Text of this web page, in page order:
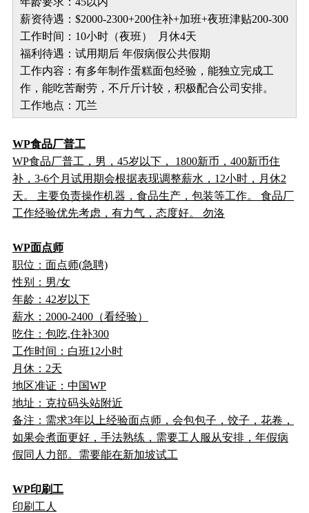
薪资待遇：$2000-2300+200住补+加班+夜班津贴200-300
工作时间：10小时（夜班） 月休4天
福利待遇：试用期后 年假病假公共假期
工作内容：有多年制作蛋糕面包经验，能独立完成工
作，能吃苦耐劳，不斤斤计较，积极配合公司安排。
工作地点：兀兰
WP食品厂普工
WP食品厂普工，男，45岁以下， 1800新币，400新币住
补，3-6个月试用期会根据表现调整薪水，12小时，月休2
天。 主要负责操作机器，食品生产，包装等工作。 食品厂
工作经验优先考虑，有力气，态度好。 勿洛
WP面点师
职位：面点师(急聘)
性别：男/女
年龄：42岁以下
薪水：2000-2400（看经验）
吃住：包吃,住补300
工作时间：白班12小时
月休：2天
地区准证：中国WP
地址：克拉码头站附近
备注：需求3年以上经验面点师，会包包子，饺子，花卷，
如果会煮面更好，手法熟练，需要工人服从安排，年假病
假同人力部。需要能在新加坡试工
WP印刷工
印刷工人